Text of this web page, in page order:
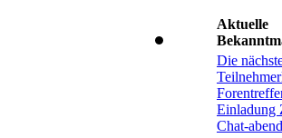
Aktuelle
Die
Einladung
Chat-abend